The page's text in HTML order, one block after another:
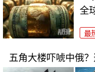
全
最
五角大楼吓唬中俄